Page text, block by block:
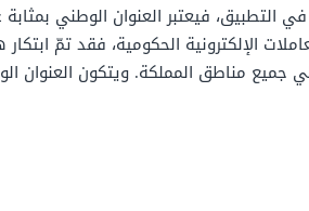
فيعتبر العنوان الوطني
للتحول الإلكتروني في كافة التعاملات الإلكترونية
جميع مناطق المملكة. ويتكون العنوان